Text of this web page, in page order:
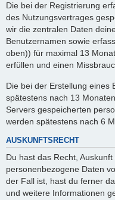
Die bei der Registrierung
des Nutzungsvertrages
wir die zentralen Daten
Benutzernamen sowie
oben)) für maximal 13
erfüllen und einen
Die bei der Erstellung eines
spätestens nach 13
Servers gespeicherten
werden spätestens nach 6
AUSKUNFTSRECHT
Du hast das Recht,
personenbezogene Daten
der Fall ist, hast du ferner
und weitere Informationen